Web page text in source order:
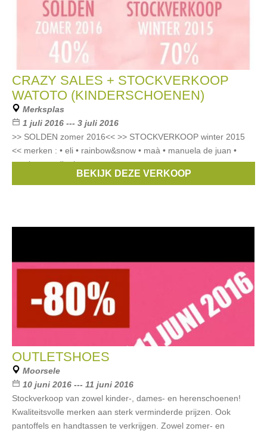
CRAZY SALES + STOCKVERKOOP
WATOTO (KINDERSCHOENEN)
Merksplas
1 juli 2016 --- 3 juli 2016
>> SOLDEN zomer 2016<< >> STOCKVERKOOP winter 2015
<< merken : • eli • rainbow&snow • maà • manuela de juan •
emel • pom d'api •
Pom D'Api,Pepe Jeans,hip,Momino
BEKIJK DEZE VERKOOP
OUTLETSHOES
Moorsele
10 juni 2016 --- 11 juni 2016
Stockverkoop van zowel kinder-, dames- en herenschoenen!
Kwaliteitsvolle merken aan sterk verminderde prijzen. Ook
pantoffels en handtassen te verkrijgen. Zowel zomer- en